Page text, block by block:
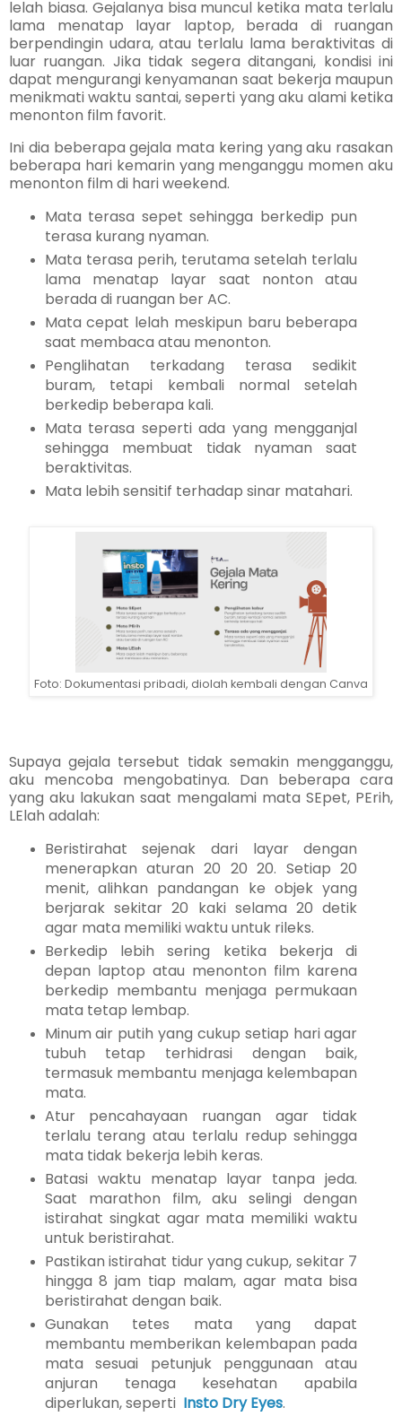
lelah biasa. Gejalanya bisa muncul ketika mata terlalu
lama menatap layar laptop, berada di ruangan
berpendingin udara, atau terlalu lama beraktivitas di
luar ruangan. Jika tidak segera ditangani, kondisi ini
dapat mengurangi kenyamanan saat bekerja maupun
menikmati waktu santai, seperti yang aku alami ketika
menonton film favorit.
Ini dia beberapa gejala mata kering yang aku rasakan
beberapa hari kemarin yang menganggu momen aku
menonton film di hari weekend.
Mata terasa sepet sehingga berkedip pun
terasa kurang nyaman.
Mata terasa perih, terutama setelah terlalu
lama menatap layar saat nonton atau
berada di ruangan ber AC.
Mata cepat lelah meskipun baru beberapa
saat membaca atau menonton.
Penglihatan terkadang terasa sedikit
buram, tetapi kembali normal setelah
berkedip beberapa kali.
Mata terasa seperti ada yang mengganjal
sehingga membuat tidak nyaman saat
beraktivitas.
Mata lebih sensitif terhadap sinar matahari.
Foto: Dokumentasi pribadi, diolah kembali dengan Canva
Supaya gejala tersebut tidak semakin mengganggu,
aku mencoba mengobatinya. Dan beberapa cara
yang aku lakukan saat mengalami mata SEpet, PErih,
LElah adalah:
Beristirahat sejenak dari layar dengan
menerapkan aturan 20 20 20. Setiap 20
menit, alihkan pandangan ke objek yang
berjarak sekitar 20 kaki selama 20 detik
agar mata memiliki waktu untuk rileks.
Berkedip lebih sering ketika bekerja di
depan laptop atau menonton film karena
berkedip membantu menjaga permukaan
mata tetap lembap.
Minum air putih yang cukup setiap hari agar
tubuh tetap terhidrasi dengan baik,
termasuk membantu menjaga kelembapan
mata.
Atur pencahayaan ruangan agar tidak
terlalu terang atau terlalu redup sehingga
mata tidak bekerja lebih keras.
Batasi waktu menatap layar tanpa jeda.
Saat marathon film, aku selingi dengan
istirahat singkat agar mata memiliki waktu
untuk beristirahat.
Pastikan istirahat tidur yang cukup, sekitar 7
hingga 8 jam tiap malam, agar mata bisa
beristirahat dengan baik.
Gunakan tetes mata yang dapat
membantu memberikan kelembapan pada
mata sesuai petunjuk penggunaan atau
anjuran tenaga kesehatan apabila
diperlukan, seperti Insto Dry Eyes.